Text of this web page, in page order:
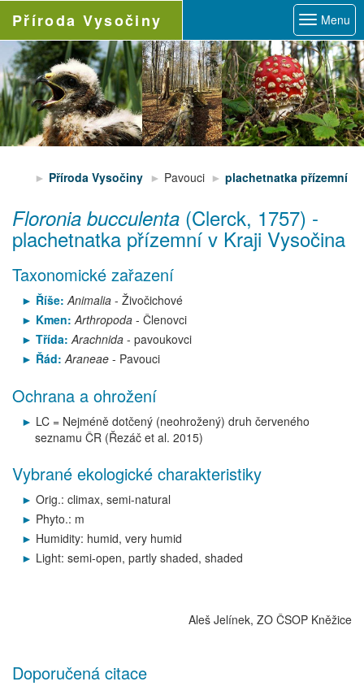
Příroda Vysočiny Menu
Příroda Vysočiny Pavouci plachetnatka přízemní
Floronia bucculenta (Clerck, 1757) -
plachetnatka přízemní v Kraji Vysočina
Taxonomické zařazení
Říše: Animalia- Živočichové
Kmen: Arthropoda- Členovci
Třída:Arachnida- pavoukovci
Řád:Araneae- Pavouci
Ochrana a ohrožení
LC = Nejméně dotčený (neohrožený) druh červeného
seznamu ČR (Řezáč et al. 2015)
Vybrané ekologické charakteristiky
Orig.: climax, semi-natural
Phyto.: m
Humidity: humid, very humid
Light: semi-open, partly shaded, shaded
Aleš Jelínek, ZO ČSOP Kněžice
Doporučená citace